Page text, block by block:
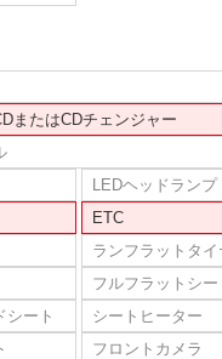
またはCDチェンジャー
LEDヘッドランプ
ETC
ランフラットタイ
フルフラットシー
シート
シートヒーター
フロントカメラ